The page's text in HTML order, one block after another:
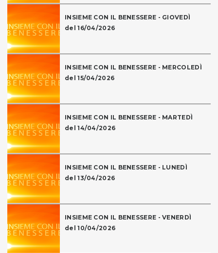
INSIEME CON IL BENESSERE - GIOVEDÌ
del 16/04/2026
INSIEME CON IL BENESSERE - MERCOLEDÌ
del 15/04/2026
INSIEME CON IL BENESSERE - MARTEDÌ
del 14/04/2026
INSIEME CON IL BENESSERE - LUNEDÌ
del 13/04/2026
INSIEME CON IL BENESSERE - VENERDÌ
del 10/04/2026